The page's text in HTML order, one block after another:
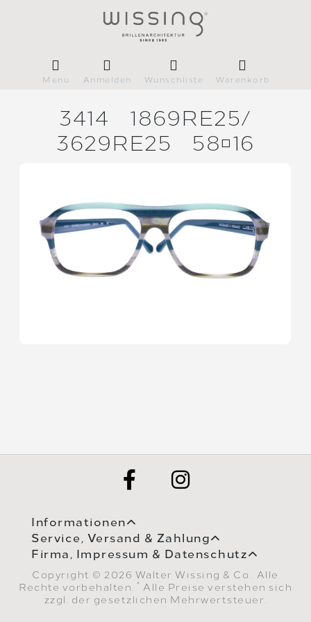
Menü Anmelden Wunschliste Warenkorb
3414
1869RE25/
3629RE25
5816
Informationen
Service, Versand & Zahlung
Firma, Impressum & Datenschutz
Copyright © 2026 Walter Wissing & Co.. Alle
Rechte vorbehalten.
* Alle Preise verstehen sich
zzgl. der gesetzlichen Mehrwertsteuer.